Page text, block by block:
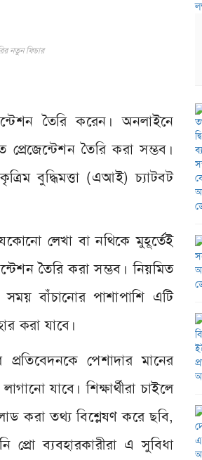
নতুন ফিচার
তৈরি করেন। অনলাইনে
তৈরি করা সম্ভব।
বুদ্ধিমত্তা (এআই) চ্যাটবট
লেখা বা নথিকে মুহূর্তেই
তৈরি করা সম্ভব। নিয়মিত
বাঁচানোর পাশাপাশি এটি
করা যাবে।
পেশাদার মানের
যাবে। শিক্ষার্থীরা চাইলে
করা তথ্য বিশ্লেষণ করে ছবি,
প্রো ব্যবহারকারীরা এ সুবিধা